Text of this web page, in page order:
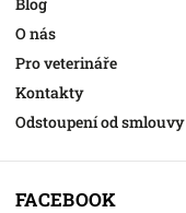
O nás
Pro veterináře
Kontakty
Odstoupení od smlouvy
FACEBOOK